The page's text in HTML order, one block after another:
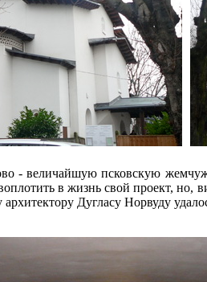
- величайшую псковскую
в жизнь свой проект,
Дугласу Норвуду